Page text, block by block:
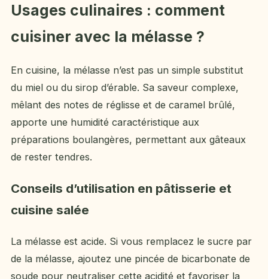
Usages culinaires : comment
cuisiner avec la mélasse ?
En cuisine, la mélasse n’est pas un simple substitut
du miel ou du sirop d’érable. Sa saveur complexe,
mêlant des notes de réglisse et de caramel brûlé,
apporte une humidité caractéristique aux
préparations boulangères, permettant aux gâteaux
de rester tendres.
Conseils d’utilisation en pâtisserie et
cuisine salée
La mélasse est acide. Si vous remplacez le sucre par
de la mélasse, ajoutez une pincée de bicarbonate de
soude pour neutraliser cette acidité et favoriser la